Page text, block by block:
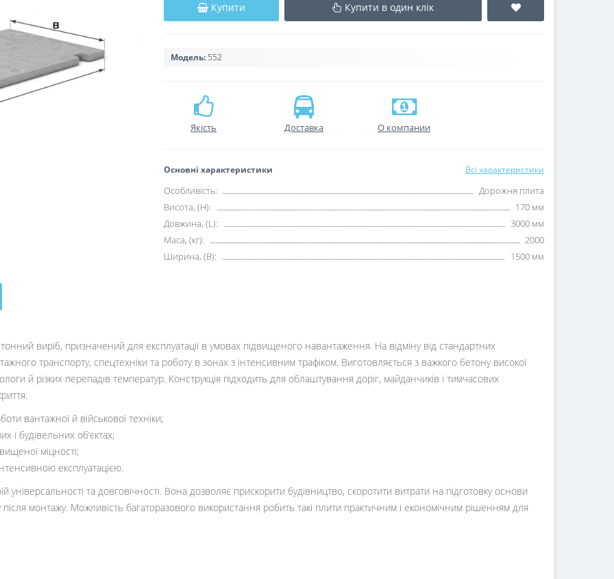
Купити Купити в один клік
Модель: 552
Якість Доставка О компании
Основні характеристики Всі характеристики
Особливість:
Дорожня плита
Висота, (H):
170 мм
Довжина, (L):
3000 мм
Маса, (кг):
2000
Ширина, (B):
1500 мм
виріб, призначений для експлуатації в умовах підвищеного навантаження. На відміну від стандартних
транспорту, спецтехніки та роботу в зонах з інтенсивним трафіком. Виготовляється з важкого бетону високої
й різких перепадів температур. Конструкція підходить для облаштування доріг, майданчиків і тимчасових
вантажної й військової техніки;
і будівельних об’єктах;
міцності;
експлуатацією.
та довговічності. Вона дозволяє прискорити будівництво, скоротити витрати на підготовку основи
після монтажу. Можливість багаторазового використання робить такі плити практичним і економічним рішенням для